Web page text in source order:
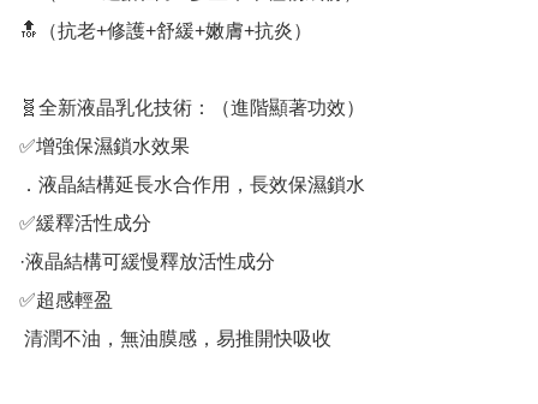
🔝（抗老+修護+舒緩+嫩膚+抗炎）
🧬全新液晶乳化技術：（進階顯著功效）
✅增強保濕鎖水效果
．液晶結構延長水合作用，長效保濕鎖水
✅緩釋活性成分
·液晶結構可緩慢釋放活性成分
✅超感輕盈